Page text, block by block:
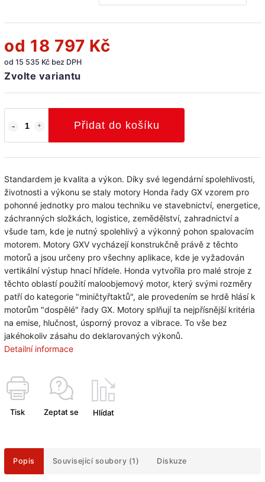
od 18 797 Kč
od 15 535 Kč bez DPH
Zvolte variantu
Přidat do košíku
Standardem je kvalita a výkon. Díky své legendární spolehlivosti,
životnosti a výkonu se staly motory Honda řady GX vzorem pro
pohonné jednotky pro malou techniku ve stavebnictví, energetice,
záchranných složkách, logistice, zemědělství, zahradnictví a
všude tam, kde je nutný spolehlivý a výkonný pohon spalovacím
motorem. Motory GXV vycházejí konstrukčně právě z těchto
motorů a jsou určeny pro všechny aplikace, kde je vyžadován
vertikální výstup hnací hřídele. Honda vytvořila pro malé stroje z
těchto oblastí použití maloobjemový motor, který svými rozměry
patří do kategorie "miničtyřtaktů", ale provedením se hrdě hlásí k
motorům "dospělé" řady GX. Motory splňují ta nejpřísnější kritéria
na emise, hlučnost, úsporný provoz a vibrace. To vše bez
jakéhokoliv zásahu do deklarovaných výkonů.
Detailní informace
Tisk Zeptat se Hlídat
Popis Související soubory (1) Diskuze